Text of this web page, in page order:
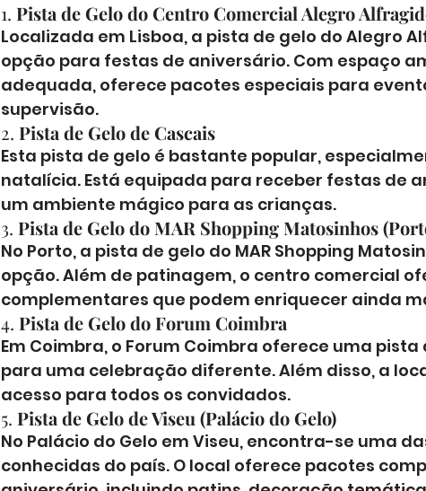
1. Pista de Gelo do Centro Comercial Alegro
Localizada em Lisboa, a pista de gelo do Alegro
opção para festas de aniversário. Com espaço
adequada, oferece pacotes especiais para
supervisão.
2. Pista de Gelo de Cascais
Esta pista de gelo é bastante popular,
natalícia. Está equipada para receber festas de
um ambiente mágico para as crianças.
3. Pista de Gelo do MAR Shopping Matosinhos
No Porto, a pista de gelo do MAR Shopping
opção. Além de patinagem, o centro comercial
complementares que podem enriquecer ainda
4. Pista de Gelo do Forum Coimbra
Em Coimbra, o Forum Coimbra oferece uma
para uma celebração diferente. Além disso, a
acesso para todos os convidados.
5. Pista de Gelo de Viseu (Palácio do Gelo)
No Palácio do Gelo em Viseu, encontra-se uma
conhecidas do país. O local oferece pacotes